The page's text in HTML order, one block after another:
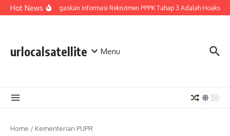
Lewati ke konten
Hot NewsBGN Tegaskan Informasi Rekrutmen PPPK Tahap 3 Adalah Hoaks
urlocalsatellite Menu
Home / Kementerian PUPR